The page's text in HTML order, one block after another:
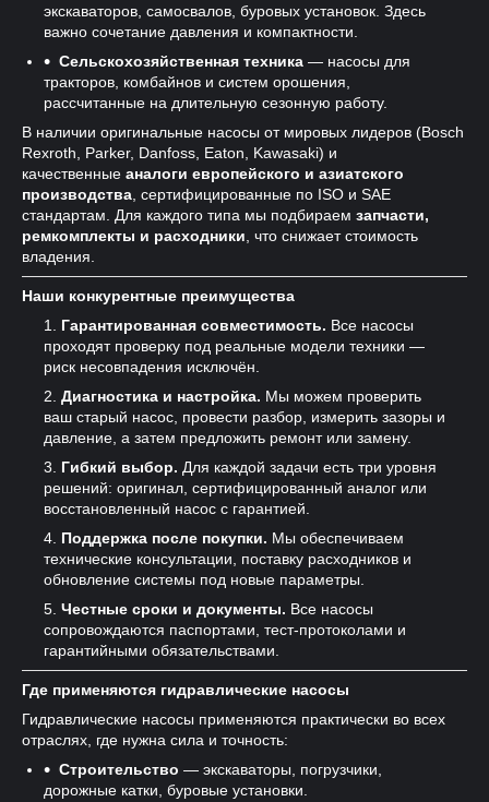
экскаваторов, самосвалов, буровых установок. Здесь
важно сочетание давления и компактности.
Сельскохозяйственная техника — насосы для
тракторов, комбайнов и систем орошения,
рассчитанные на длительную сезонную работу.
В наличии оригинальные насосы от мировых лидеров (Bosch
Rexroth, Parker, Danfoss, Eaton, Kawasaki) и
качественные аналоги европейского и азиатского
производства , сертифицированные по ISO и SAE
стандартам. Для каждого типа мы подбираем запчасти,
ремкомплекты и расходники , что снижает стоимость
владения.
Наши конкурентные преимущества
Гарантированная совместимость. Все насосы
проходят проверку под реальные модели техники —
риск несовпадения исключён.
Диагностика и настройка. Мы можем проверить
ваш старый насос, провести разбор, измерить зазоры и
давление, а затем предложить ремонт или замену.
Гибкий выбор. Для каждой задачи есть три уровня
решений: оригинал, сертифицированный аналог или
восстановленный насос с гарантией.
Поддержка после покупки. Мы обеспечиваем
технические консультации, поставку расходников и
обновление системы под новые параметры.
Честные сроки и документы. Все насосы
сопровождаются паспортами, тест-протоколами и
гарантийными обязательствами.
Где применяются гидравлические насосы
Гидравлические насосы применяются практически во всех
отраслях, где нужна сила и точность:
Строительство — экскаваторы, погрузчики,
дорожные катки, буровые установки.